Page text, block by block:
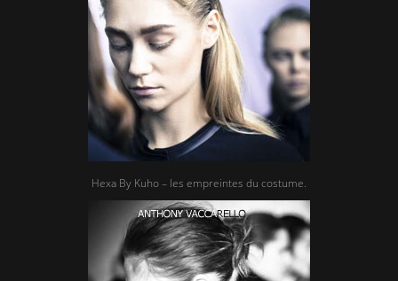
Hexa By Kuho – les empreintes du costume.